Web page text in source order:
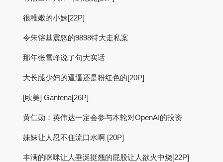
很稚嫩的小妹[22P]
令朱镕基震怒的9898特大走私案
那年张雪峰说了句大实话
大长腿少妇的逼逼还是粉红色的[20P]
[欧美] Gantena[26P]
黄仁勋：英伟达一定会参与本轮对OpenAI的投资
妹妹让人忍不住流口水啊 [20P]
丰满的咪咪让人垂涎挺翘的屁股让人欲火中烧[22P]